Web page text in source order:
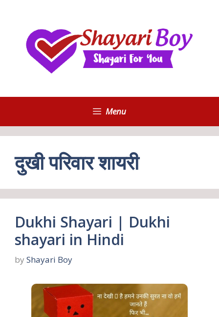
Menu
दुखी परिवार शायरी
Dukhi Shayari | Dukhi
shayari in Hindi
by Shayari Boy